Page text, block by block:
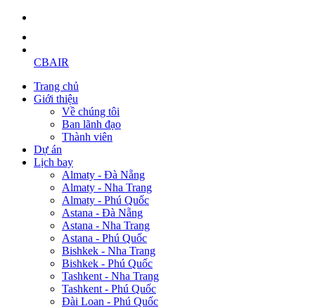
CBAIR
Trang chủ
Giới thiệu
Về chúng tôi
Ban lãnh đạo
Thành viên
Dự án
Lịch bay
Almaty - Đà Nẵng
Almaty - Nha Trang
Almaty - Phú Quốc
Astana - Đà Nẵng
Astana - Nha Trang
Astana - Phú Quốc
Bishkek - Nha Trang
Bishkek - Phú Quốc
Tashkent - Nha Trang
Tashkent - Phú Quốc
Đài Loan - Phú Quốc